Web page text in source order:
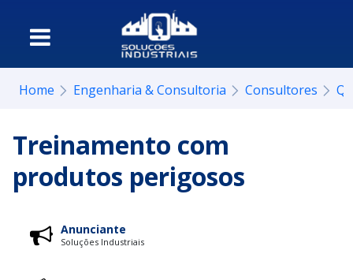
Home Engenharia & Consultoria Consultores
Treinamento com
produtos perigosos
Anunciante
Soluções Industriais